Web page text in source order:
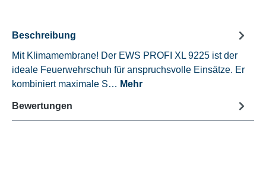
Beschreibung
Mit Klimamembrane! Der EWS PROFI XL 9225 ist der
ideale Feuerwehrschuh für anspruchsvolle Einsätze. Er
kombiniert maximale S… Mehr
Bewertungen